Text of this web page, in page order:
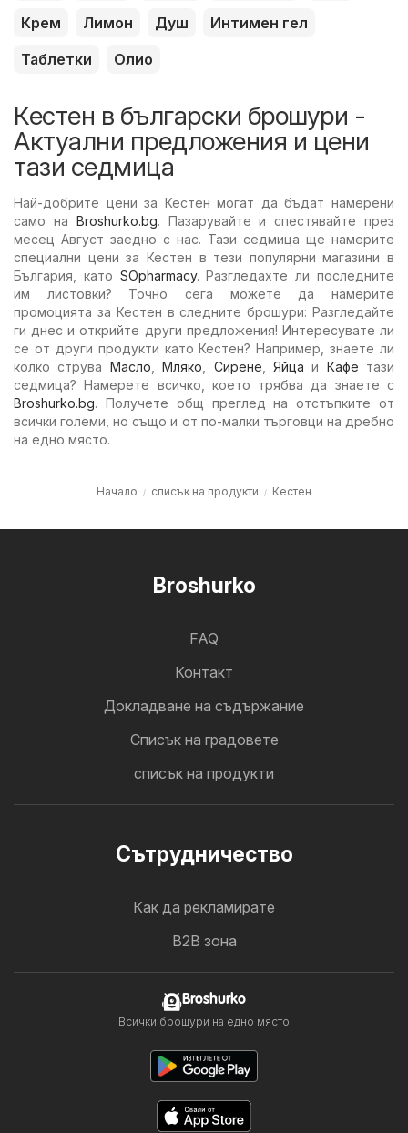
Крем
Лимон Душ
Интимен гел
Таблетки
Олио
Кестен в български брошури -
Актуални предложения и цени
тази седмица
Най-добрите цени за Кестен могат да бъдат намерени
само на Broshurko.bg. Пазарувайте и спестявайте през
месец Август заедно с нас. Тази седмица ще намерите
специални цени за Кестен в тези популярни магазини в
България, като SOpharmacy. Разгледахте ли последните
им листовки? Точно сега можете да намерите
промоцията за Кестен в следните брошури: Разгледайте
ги днес и открийте други предложения! Интересувате ли
се от други продукти като Кестен? Например, знаете ли
колко струва Масло ,Мляко Сирене Яйца и Кафе тази
седмица? Намерете всичко, което трябва да знаете с
Broshurko.bg. Получете общ преглед на отстъпките от
всички големи, но също и от по-малки търговци на дребно
на едно място.
Начало списък на продукти Кестен
Broshurko
FAQ
Контакт
Докладване на съдържание
Cписък на градовете
списък на продукти
Cътрудничество
Как да рекламирате
B2B зона
Broshurko
Всички брошури на едно място